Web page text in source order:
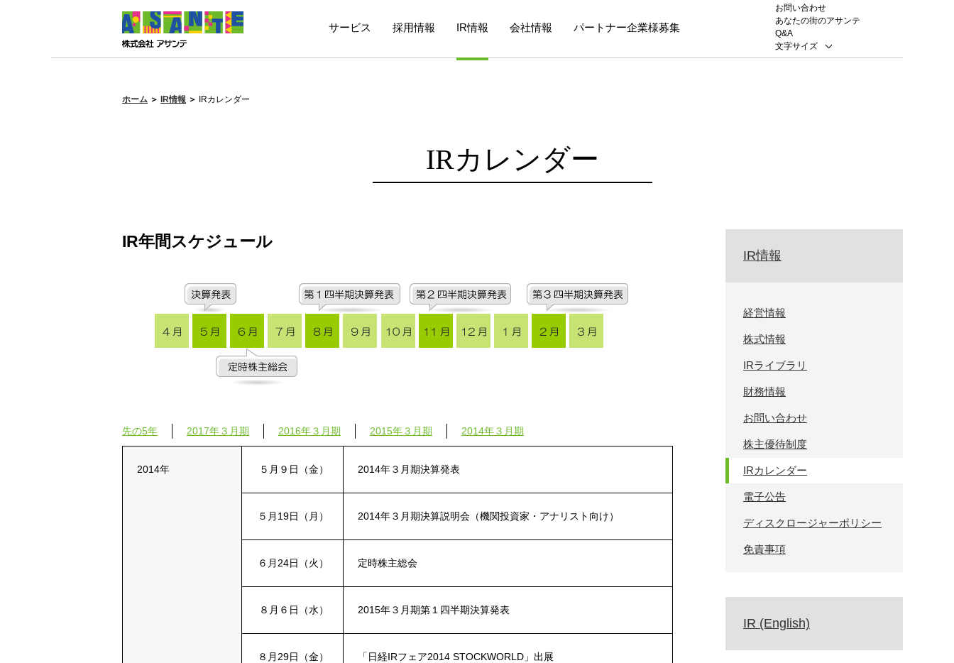
サービス 採用情報 IR情報 会社情報 パートナー企業様募集
お問い合わせ
あなたの街のアサンテ
Q&A
文字サイズ
ホーム ＞ IR情報 ＞ IRカレンダー
IRカレンダー
IR年間スケジュール
先の5年 2017年３月期 2016年３月期 2015年３月期 2014年３月期
2014年 ５月９日（金） 2014年３月期決算発表
５月19日（月） 2014年３月期決算説明会（機関投資家・アナリスト向け）
６月24日（火） 定時株主総会
８月６日（水） 2015年３月期第１四半期決算発表
８月29日（金）
「日経IRフェア2014 STOCKWORLD」出展
IR情報
経営情報
株式情報
IRライブラリ
財務情報
お問い合わせ
株主優待制度
IRカレンダー
電子公告
ディスクロージャーポリシー
免責事項
IR (English)